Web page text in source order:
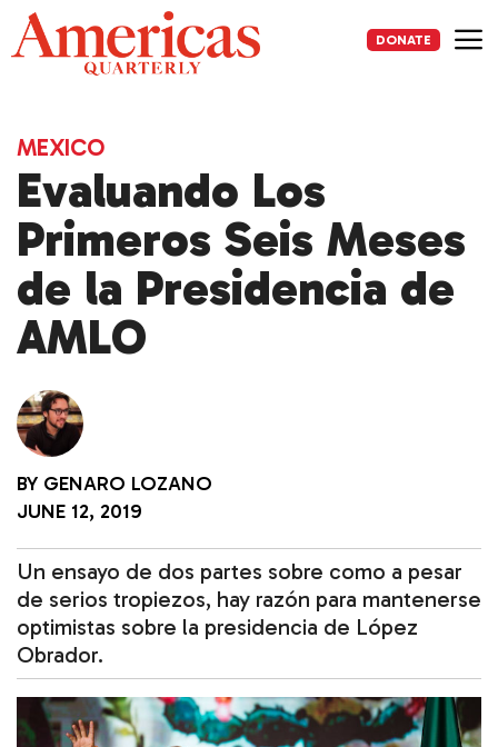
Skip
to
content
DONATE
MEXICO
Evaluando Los
Primeros Seis Meses
de la Presidencia de
AMLO
BY GENARO LOZANO
JUNE 12, 2019
Un ensayo de dos partes sobre como a pesar
de serios tropiezos, hay razón para mantenerse
optimistas sobre la presidencia de López
Obrador.